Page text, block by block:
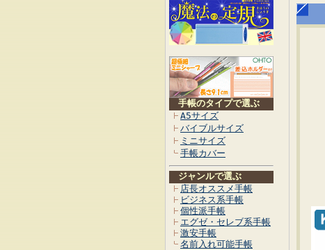
手帳のタイプで選ぶ
A5サイズ
バイブルサイズ
ミニサイズ
手帳カバー
ジャンルで選ぶ
店長オススメ手帳
ビジネス系手帳
個性派手帳
エグゼ・セレブ系手帳
激安手帳
名前入れ可能手帳